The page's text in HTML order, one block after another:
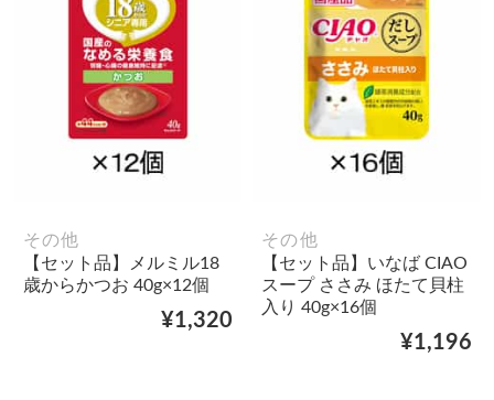
その他
【セット品】メルミル18
歳からかつお 40g×12個
¥1,320
その他
【セット品】いなば CIAO
スープ ささみ ほたて貝柱
入り 40g×16個
¥1,196